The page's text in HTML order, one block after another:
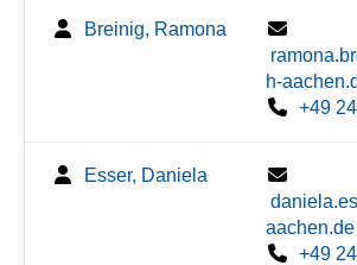
Breinig, Ramona
h-
+49
Esser, Daniela
aachen.de
+49